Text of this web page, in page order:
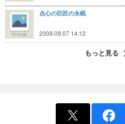
点心の巨匠の永眠
2009.09.07 14:12
もっと見る